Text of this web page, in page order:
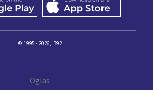
© 1995 - 2026, B92